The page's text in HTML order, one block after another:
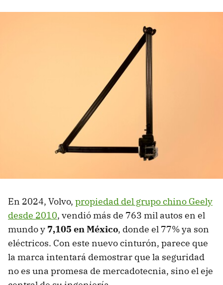
En 2024, Volvo, propiedad del grupo chino Geely
desde 2010, vendió más de 763 mil autos en el
mundo y 7,105 en México, donde el 77% ya son
eléctricos. Con este nuevo cinturón, parece que
la marca intentará demostrar que la seguridad
no es una promesa de mercadotecnia, sino el eje